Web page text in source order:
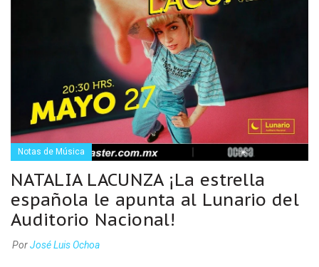
Notas de Música
NATALIA LACUNZA ¡La estrella
española le apunta al Lunario del
Auditorio Nacional!
PorJosé Luis Ochoa